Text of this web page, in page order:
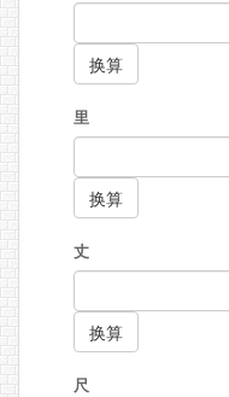
里
丈
尺